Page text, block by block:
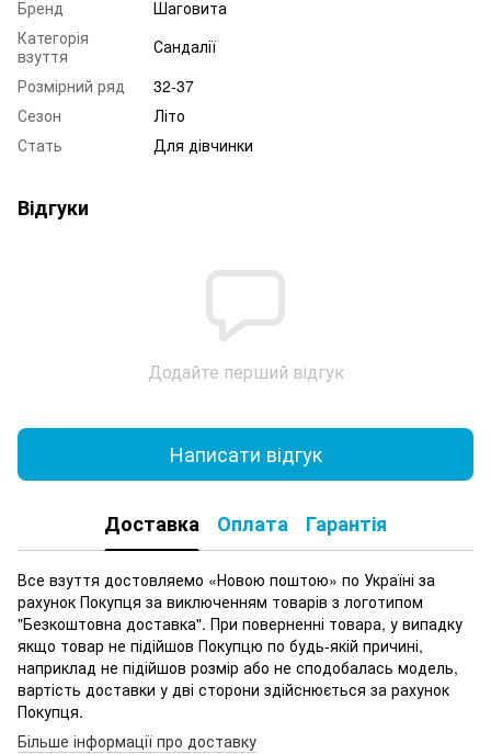
Бренд
Шаговита
Категорія
взуття
Сандалії
Розмірний ряд
32-37
Сезон
Літо
Стать
Для дівчинки
Відгуки
Додайте перший відгук
Написати відгук
Доставка Оплата Гарантія
Все взуття достовляемо «Новою поштою» по Україні за
рахунок Покупця за виключенням товарів з логотипом
"Безкоштовна доставка". При поверненні товара, у випадку
якщо товар не підійшов Покупцю по будь-якій причині,
наприклад не підійшов розмір або не сподобалась модель,
вартість доставки у дві сторони здійснюється за рахунок
Покупця.
Більше інформації про доставку